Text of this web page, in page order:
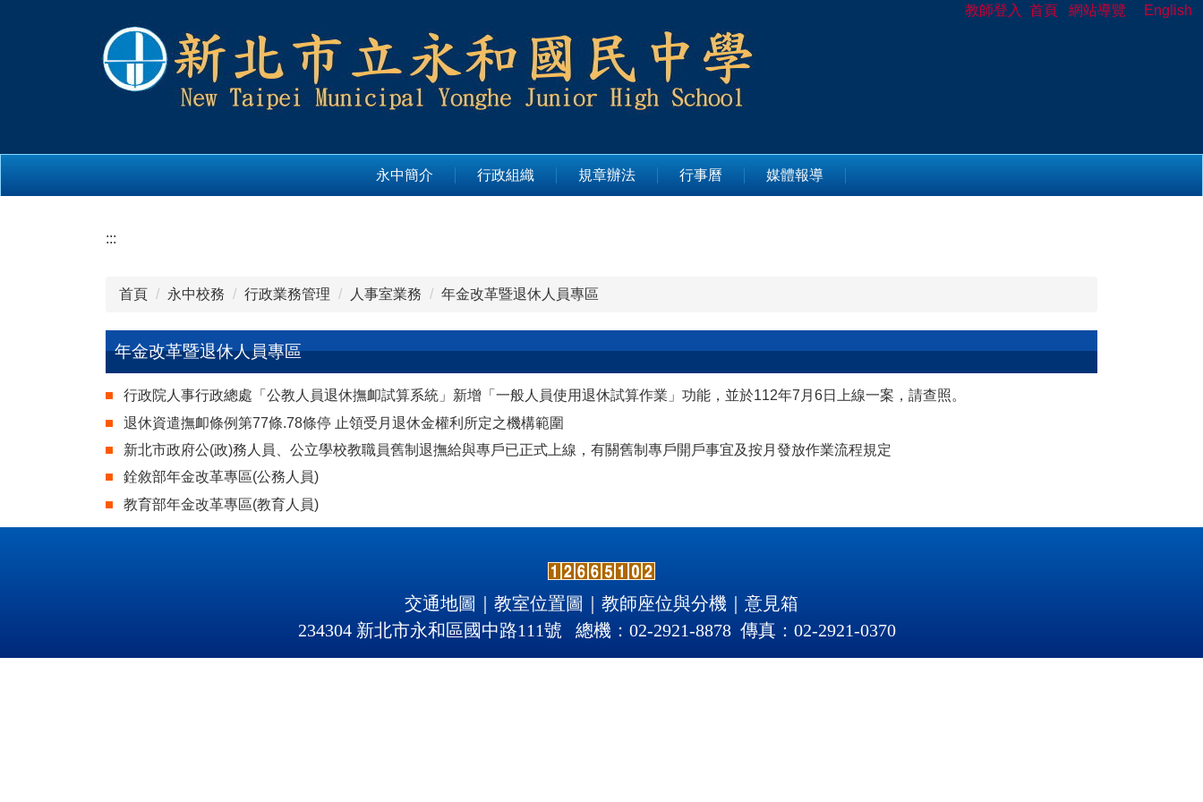
教師登入 首頁 網站導覽 English
永中簡介 行政組織 規章辦法 行事曆 媒體報導
:::
首頁 永中校務 行政業務管理 人事室業務 年金改革暨退休人員專區
年金改革暨退休人員專區
行政院人事行政總處「公教人員退休撫卹試算系統」新增「一般人員使用退休試算作業」功能，並於112年7月6日上線一案，請查照。
退休資遣撫卹條例第77條.78條停 止領受月退休金權利所定之機構範圍
新北市政府公(政)務人員、公立學校教職員舊制退撫給與專戶已正式上線，有關舊制專戶開戶事宜及按月發放作業流程規定
銓敘部年金改革專區(公務人員)
教育部年金改革專區(教育人員)
交通地圖 教室位置圖 教師座位與分機
意見箱
234304 新北市永和區國中路111號 總機：02-2921-8878 傳真：02-2921-0370